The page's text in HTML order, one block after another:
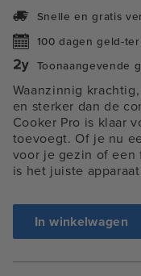
Snelle en gratis
100 dagen geld-
Toonaangevende
Waanzinnig
en sterker dan de
Cooker Pro is klaar
toevoegt. Of je nu
voor je gezin of een
is het juiste
In winkelwagen